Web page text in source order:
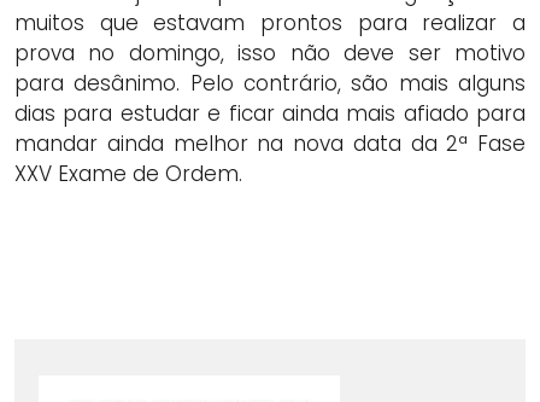
muitos que estavam prontos para realizar a
prova no domingo, isso não deve ser motivo
para desânimo. Pelo contrário, são mais alguns
dias para estudar e ficar ainda mais afiado para
mandar ainda melhor na nova data da 2ª Fase
XXV Exame de Ordem.